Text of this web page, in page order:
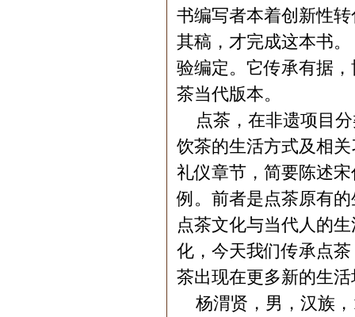
书编写者本着创新性
其稿，才完成这本书
验编定。它传承有据
茶当代版本。
点茶，在非遗项目分
饮茶的生活方式及相
礼仪章节，简要陈述
例。前者是点茶原有
点茶文化与当代人的
化，今天我们传承点
茶出现在更多新的生
杨渭贤，男，汉族，